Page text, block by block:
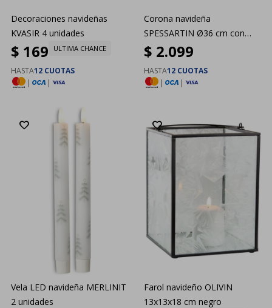
Decoraciones navideñas
KVASIR 4 unidades
$ 169 ULTIMA CHANCE
HASTA12 CUOTAS
|
|
Corona navideña
SPESSARTIN Ø36 cm con
LED
$ 2.099
HASTA12 CUOTAS
|
|
Vela LED navideña MERLINIT
2 unidades
Farol navideño OLIVIN
13x13x18 cm negro